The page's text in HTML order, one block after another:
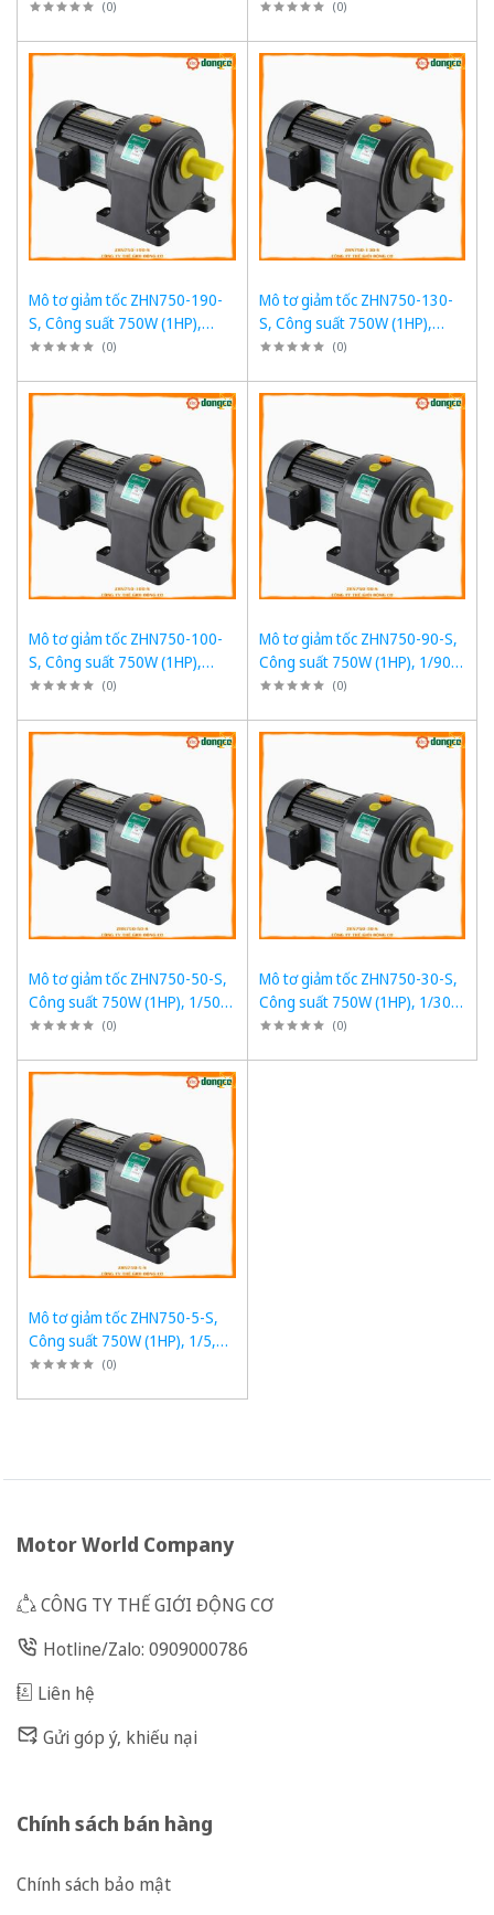
1/500, Chân đế
(0) 1/400, Chân đế
(0)
Mô tơ giảm tốc ZHN750-190-
S, Công suất 750W (1HP),
1/190, Chân đế
(0)
Mô tơ giảm tốc ZHN750-130-
S, Công suất 750W (1HP),
1/130, Chân đế
(0)
Mô tơ giảm tốc ZHN750-100-
S, Công suất 750W (1HP),
1/100, Chân đế
(0)
Mô tơ giảm tốc ZHN750-90-S,
Công suất 750W (1HP), 1/90,
Chân đế
(0)
Mô tơ giảm tốc ZHN750-50-S,
Công suất 750W (1HP), 1/50,
Chân đế
(0)
Mô tơ giảm tốc ZHN750-30-S,
Công suất 750W (1HP), 1/30,
Chân đế
(0)
Mô tơ giảm tốc ZHN750-5-S,
Công suất 750W (1HP), 1/5,
Chân đế
(0)
Motor World Company
CÔNG TY THẾ GIỚI ĐỘNG CƠ
Hotline/Zalo: 0909000786
Liên hệ
Gửi góp ý, khiếu nại
Chính sách bán hàng
Chính sách bảo mật